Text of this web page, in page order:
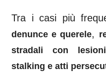
Tra i casi più
denunce e querele,
stradali con lesioni
stalking e atti